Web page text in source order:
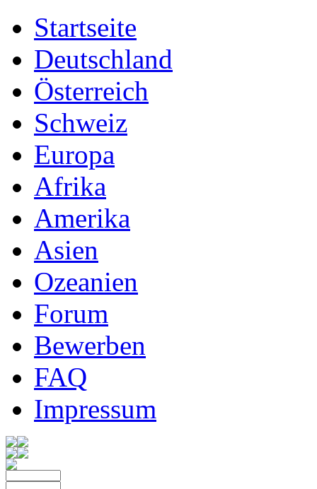
Startseite
Deutschland
Österreich
Schweiz
Europa
Afrika
Amerika
Asien
Ozeanien
Forum
Bewerben
FAQ
Impressum